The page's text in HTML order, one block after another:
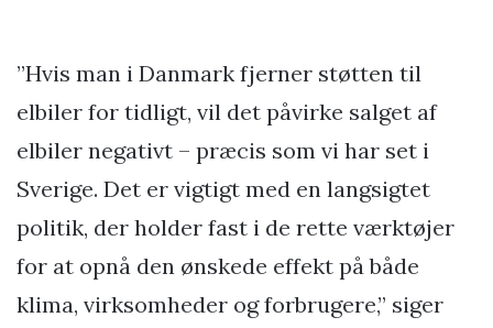
”Hvis man i Danmark fjerner støtten til
elbiler for tidligt, vil det påvirke salget af
elbiler negativt – præcis som vi har set i
Sverige. Det er vigtigt med en langsigtet
politik, der holder fast i de rette værktøjer
for at opnå den ønskede effekt på både
klima, virksomheder og forbrugere,” siger